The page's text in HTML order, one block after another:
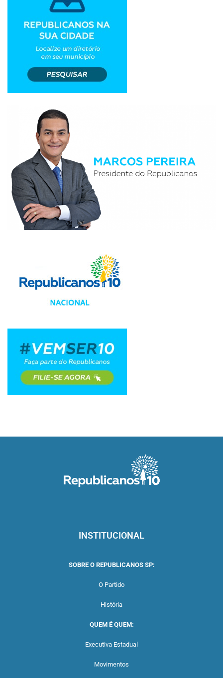
INSTITUCIONAL
SOBRE O REPUBLICANOS SP:
O Partido
História
QUEM É QUEM:
Executiva Estadual
Movimentos